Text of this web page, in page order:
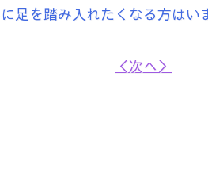
足を踏み入れたくなる方は
＜次へ＞